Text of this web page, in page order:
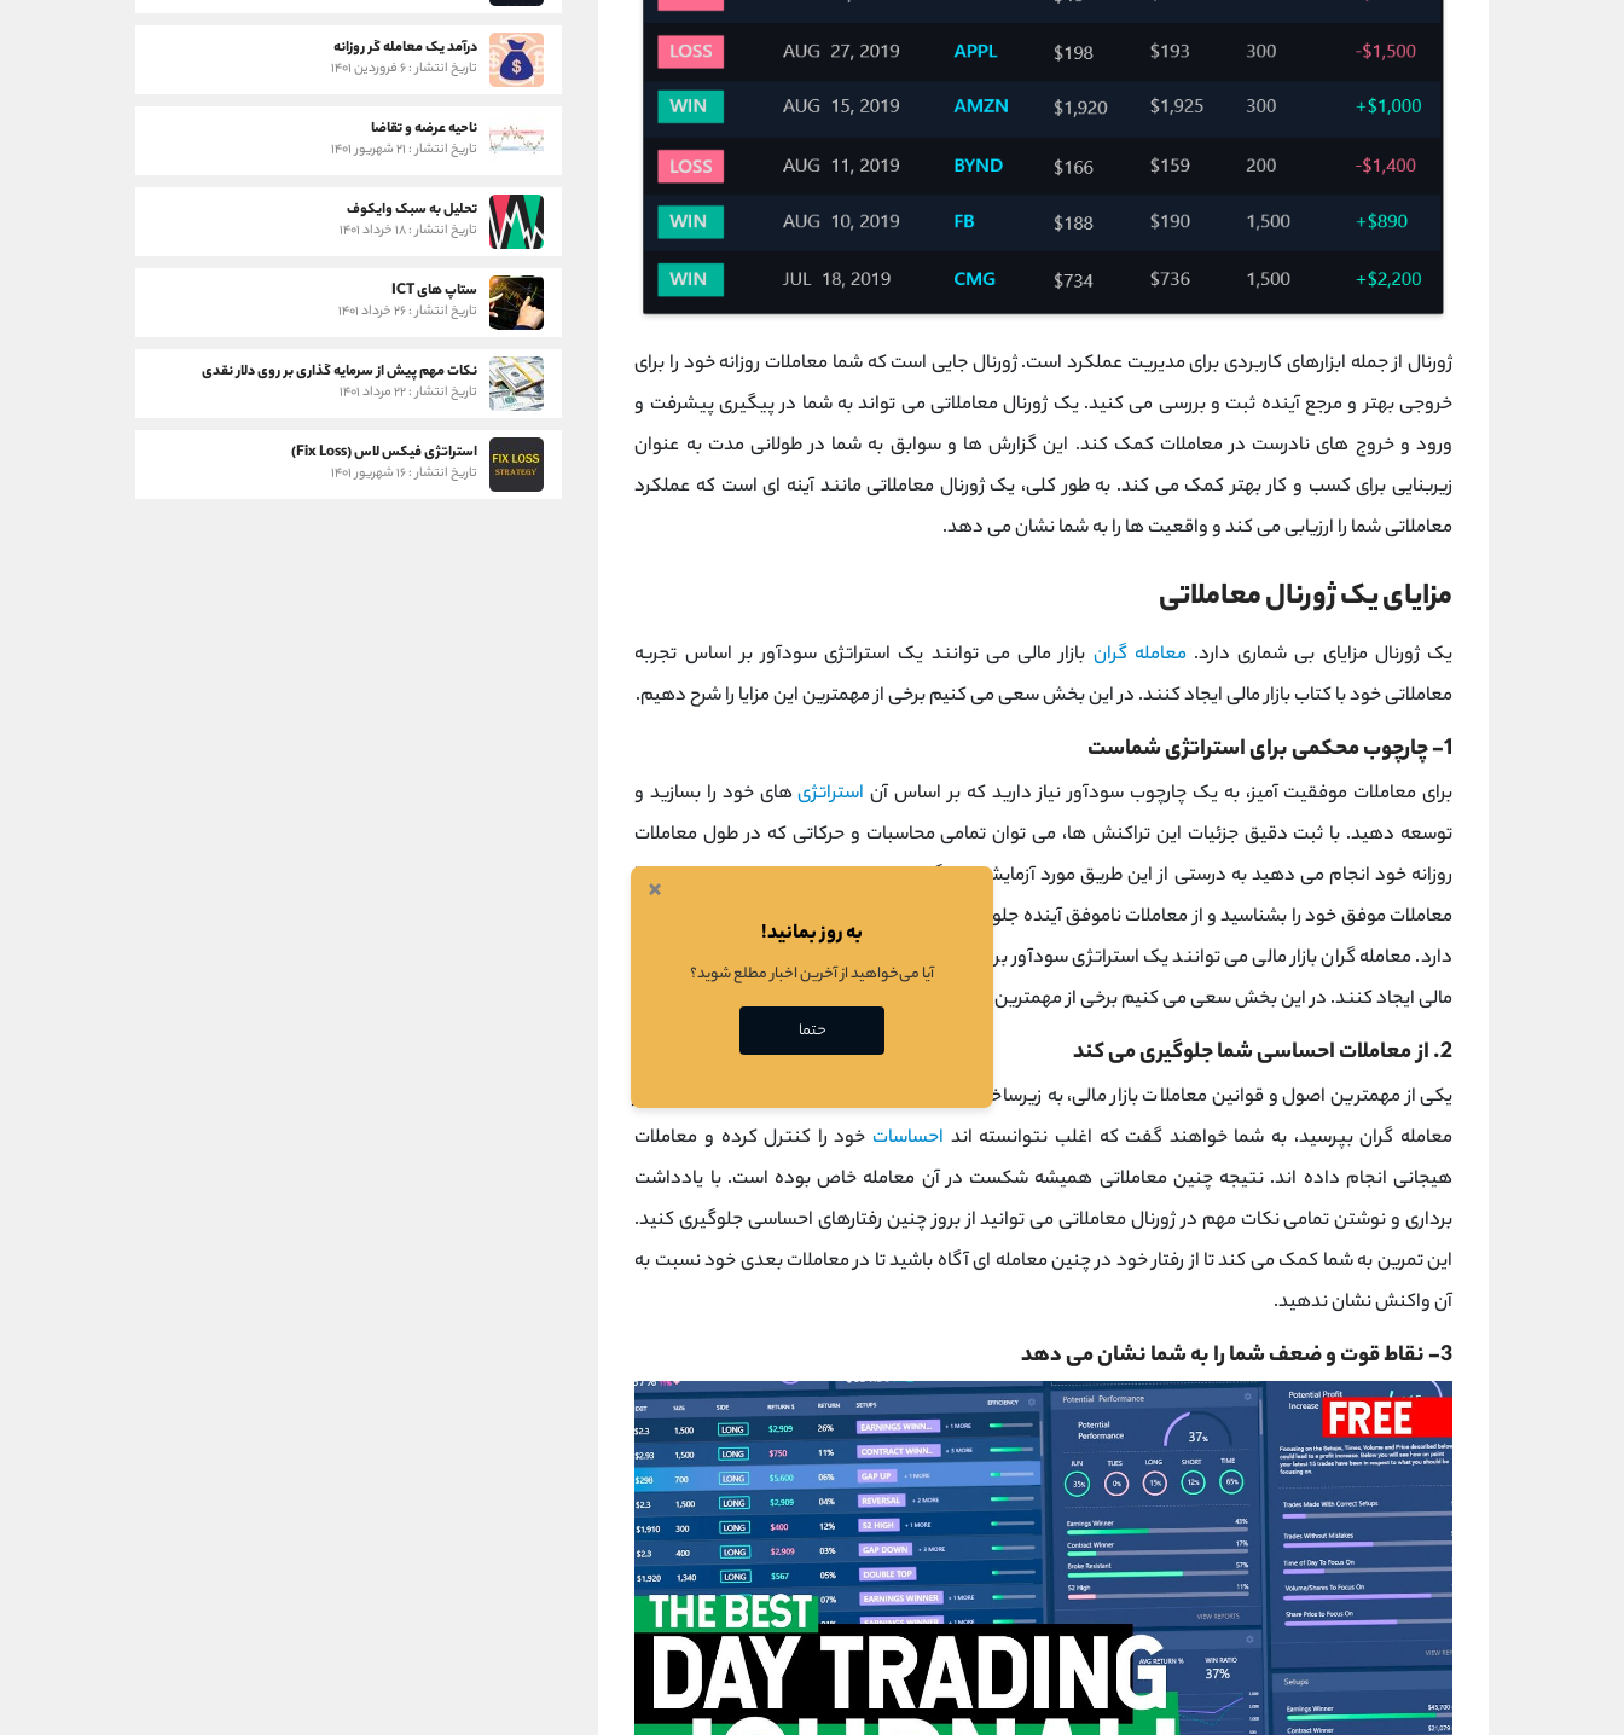
ژورنال از جمله ابزارهای کاربردی برای مدیریت عملکرد است. ژورنال جایی است که شما معاملات روزانه خود را برای
خروجی بهتر و مرجع آینده ثبت و بررسی می کنید. یک ژورنال معاملاتی می تواند به شما در پیگیری پیشرفت و
ورود و خروج های نادرست در معاملات کمک کند. این گزارش ها و سوابق به شما در طولانی مدت به عنوان
زیربنایی برای کسب و کار بهتر کمک می کند. به طور کلی، یک ژورنال معاملاتی مانند آینه ای است که عملکرد
معاملاتی شما را ارزیابی می کند و واقعیت ها را به شما نشان می دهد.
مزایای یک ژورنال معاملاتی
یک ژورنال مزایای بی شماری دارد.معامله گران بازار مالی می توانند یک استراتژی سودآور بر اساس تجربه
معاملاتی خود با کتاب بازار مالی ایجاد کنند. در این بخش سعی می کنیم برخی از مهمترین این مزایا را شرح دهیم.
1- چارچوب محکمی برای استراتژی شماست
برای معاملات موفقیت آمیز، به یک چارچوب سودآور نیاز دارید که بر اساس آن استراتژیهای خود را بسازید و
توسعه دهید. با ثبت دقیق جزئیات این تراکنش ها، می توان تمامی محاسبات و حرکاتی که در طول معاملات
روزانه خود انجام می دهید به درستی از این طریق مورد آزمایش قرار گیرد. این چارچوب به شما کمک می کند تا
معاملات موفق خود را بشناسید و از معاملات ناموفق آینده جلوگیری کنید. یک
ژورنال معاملاتی
دارد. معامله گران بازار مالی می توانند یک استراتژی سودآور بر اساس تجربه معاملاتی خود با کتاب معاملات بازار
مالی ایجاد کنند. در این بخش سعی می کنیم برخی از مهمترین این مزایا را شرح دهیم.
2. از معاملات احساسی شما جلوگیری می کند
یکی از مهمترین اصول و قوانین معاملات بازار مالی، به زیرساخت فکری و روانی شما بستگی دارد. اگر از بیشتر
معامله گران بپرسید، به شما خواهند گفت که اغلب نتوانسته اند احساسات خود را کنترل کرده و معاملات
هیجانی انجام داده اند. نتیجه چنین معاملاتی همیشه شکست در آن معامله خاص بوده است. با یادداشت
برداری و نوشتن تمامی نکات مهم در ژورنال معاملاتی می توانید از بروز چنین رفتارهای احساسی جلوگیری کنید.
این تمرین به شما کمک می کند تا از رفتار خود در چنین معامله ای آگاه باشید تا در معاملات بعدی خود نسبت به
آن واکنش نشان ندهید.
3- نقاط قوت و ضعف شما را به شما نشان می دهد
درآمد یک معامله گر روزانه
تاریخ انتشار : ۶ فروردین ۱۴۰۱
ناحیه عرضه و تقاضا
تاریخ انتشار : ۲۱ شهریور ۱۴۰۱
تحلیل به سبک وایکوف
تاریخ انتشار : ۱۸ خرداد ۱۴۰۱
ستاپ های ICT
تاریخ انتشار : ۲۶ خرداد ۱۴۰۱
نکات مهم پیش از سرمایه گذاری بر روی دلار نقدی
تاریخ انتشار : ۲۲ مرداد ۱۴۰۱
استراتژی فیکس لاس (Fix Loss)
تاریخ انتشار : ۱۶ شهریور ۱۴۰۱
×
به روز بمانید!
آیا می‌خواهید از آخرین اخبار مطلع شوید؟
حتما